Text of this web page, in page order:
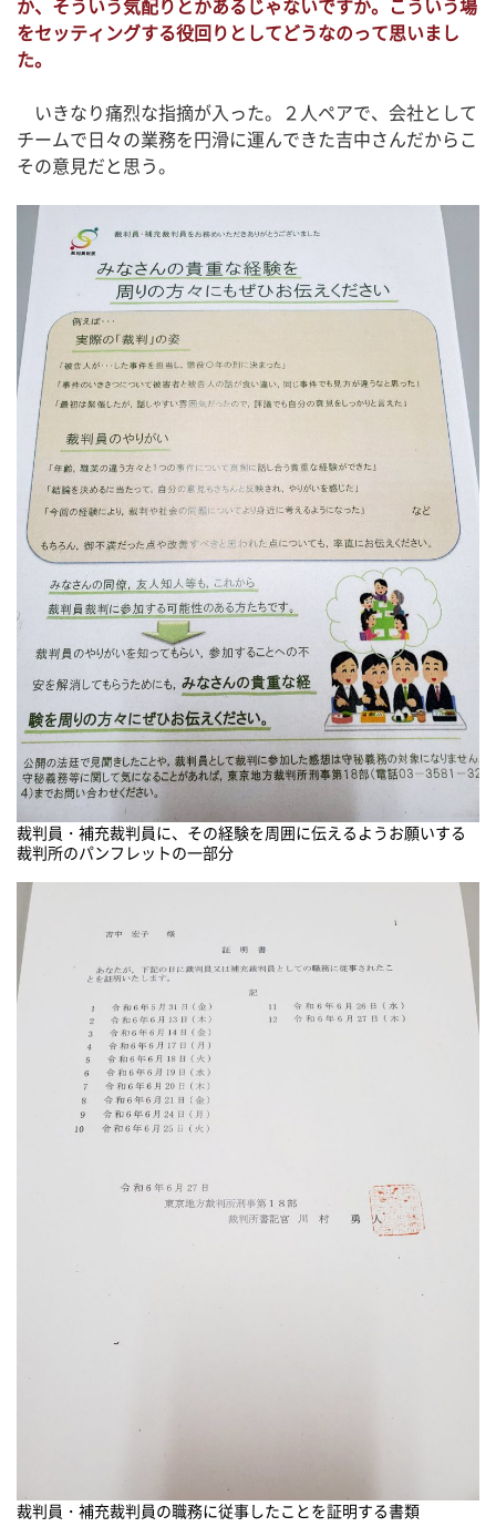
か、そういう気配りとかあるじゃないですか。こういう場
をセッティングする役回りとしてどうなのって思いまし
た。
いきなり痛烈な指摘が入った。２人ペアで、会社として
チームで日々の業務を円滑に運んできた吉中さんだからこ
その意見だと思う。
裁判員・補充裁判員に、その経験を周囲に伝えるようお願いする
裁判所のパンフレットの一部分
裁判員・補充裁判員の職務に従事したことを証明する書類